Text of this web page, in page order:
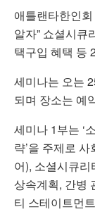
애틀랜타한인
알자” 쇼셜시큐
택구입 혜택 등
세미나는 오는
되며 장소는 예
세미나 1부는 ‘
략’을 주제로
어), 소셜시큐
상속계획, 간병
티 스테이트먼